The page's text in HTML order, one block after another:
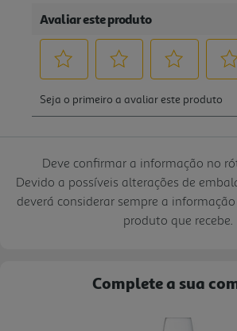
Deve confirmar a informação no
Devido a possíveis alterações de
deverá considerar sempre a
produto que recebe.
Complete a sua